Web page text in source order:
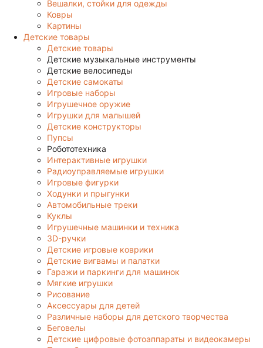
Вешалки, стойки для одежды
Ковры
Картины
Детские товары
Детские товары
Детские музыкальные инструменты
Детские велосипеды
Детские самокаты
Игровые наборы
Игрушечное оружие
Игрушки для малышей
Детские конструкторы
Пупсы
Робототехника
Интерактивные игрушки
Радиоуправляемые игрушки
Игровые фигурки
Ходунки и прыгунки
Автомобильные треки
Куклы
Игрушечные машинки и техника
3D-ручки
Детские игровые коврики
Детские вигвамы и палатки
Гаражи и паркинги для машинок
Мягкие игрушки
Рисование
Аксессуары для детей
Различные наборы для детского творчества
Беговелы
Детские цифровые фотоаппараты и видеокамеры